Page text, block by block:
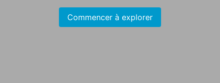
Commencer à explorer